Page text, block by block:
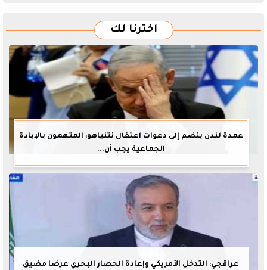
اخترنا لك
عمدة لندن ينضم إلى دعوات اعتقال نتنياهو: المتهمون بالإبادة
الجماعية يجب أن...
عراقجي: التدخل الأمريكي وإعادة الحصار البحري عرضا مضيق